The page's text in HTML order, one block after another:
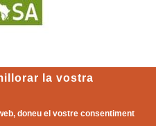
la vostra
doneu el vostre consentiment